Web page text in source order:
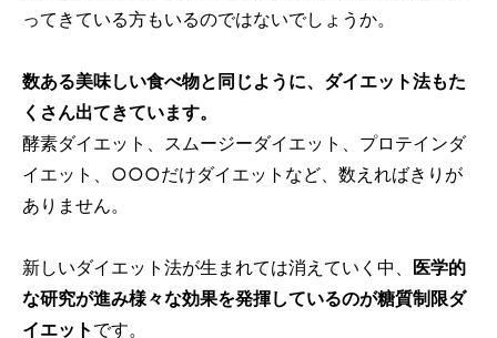
ってきている方もいるのではないでしょうか。
数ある美味しい食べ物と同じように、ダイエット法もた
くさん出てきています。
酵素ダイエット、スムージーダイエット、プロテインダ
イエット、○○○だけダイエットなど、数えればきりが
ありません。
新しいダイエット法が生まれては消えていく中、 医学的
な研究が進み様々な効果を発揮しているのが糖質制限ダ
イエット です。